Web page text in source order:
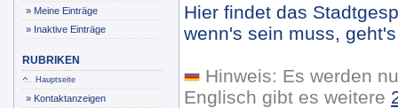
» Meine Einträge
» Inaktive Einträge
RUBRIKEN
Hauptseite
» Kontaktanzeigen
Hier findet das
wenn's sein muss,
Hinweis: Es werden
Englisch gibt es weitere